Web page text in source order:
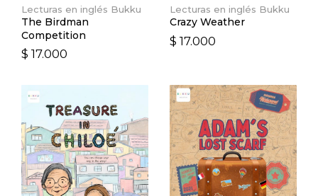
Lecturas en inglés Bukku
The Birdman
Competition
$ 17.000
Lecturas en inglés Bukku
Crazy Weather
$ 17.000
VER DETALLES VER DETALLES